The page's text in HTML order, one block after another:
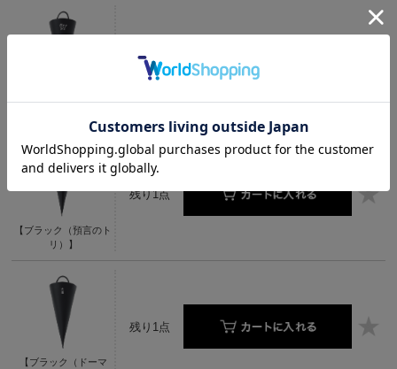
残り1点
【ブラック（預言のト
リ）】
残り1点
【ブラック（ドーマ
残り1点